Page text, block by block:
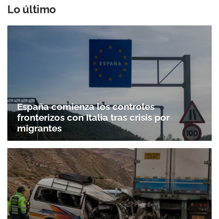
Lo último
España comienza los controles
fronterizos con Italia tras crisis por
migrantes